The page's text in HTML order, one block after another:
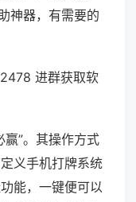
神器，有需要的
进群获取软
赢”。其操作方式
义手机打牌系统
能，一键便可以